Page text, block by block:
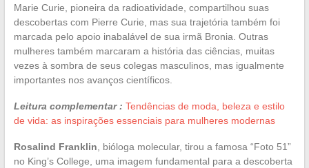
Marie Curie, pioneira da radioatividade, compartilhou suas
descobertas com Pierre Curie, mas sua trajetória também foi
marcada pelo apoio inabalável de sua irmã Bronia. Outras
mulheres também marcaram a história das ciências, muitas
vezes à sombra de seus colegas masculinos, mas igualmente
importantes nos avanços científicos.
Leitura complementar : Tendências de moda, beleza e estilo
de vida: as inspirações essenciais para mulheres modernas
Rosalind Franklin , bióloga molecular, tirou a famosa “Foto 51”
no King’s College, uma imagem fundamental para a descoberta